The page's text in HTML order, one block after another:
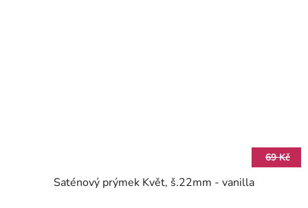
69 Kč
Saténový prýmek Květ, š.22mm - vanilla